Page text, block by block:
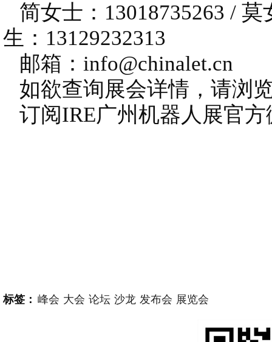
简女士：13018735263 / 莫
生：13129232313
邮箱：info@chinalet.cn
如欲查询展会详情，请浏
订阅IRE广州机器人展官方
标签： 峰会 大会 论坛 沙龙 发布会 展览会